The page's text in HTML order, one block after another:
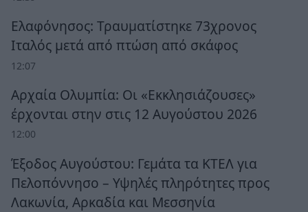
Ελαφόνησος: Τραυματίστηκε 73χρονος
Ιταλός μετά από πτώση από σκάφος
12:07
Αρχαία Ολυμπία: Οι «Εκκλησιάζουσες»
έρχονται στην στις 12 Αυγούστου 2026
12:00
Έξοδος Αυγούστου: Γεμάτα τα ΚΤΕΛ για
Πελοπόννησο – Υψηλές πληρότητες προς
Λακωνία, Αρκαδία και Μεσσηνία